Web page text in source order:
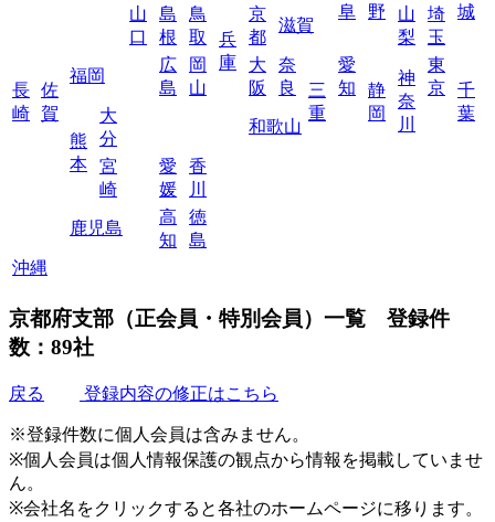
阜
野
城
山
口
島
根
鳥
取
兵
庫
京
都
滋賀
山
梨
埼
玉
長
崎
佐
賀
福岡
広
島
岡
山
大
阪
奈
良
三
重
愛
知
静
岡
神
奈
川
東
京
千
葉
熊
本
大
分
和歌山
宮
崎
愛
媛
香
川
鹿児島
高
知
徳
島
沖縄
京都府支部（正会員・特別会員）一覧 登録件
数：89社
戻る 登録内容の修正はこちら
※登録件数に個人会員は含みません。
※個人会員は個人情報保護の観点から情報を掲載していませ
ん。
※会社名をクリックすると各社のホームページに移ります。